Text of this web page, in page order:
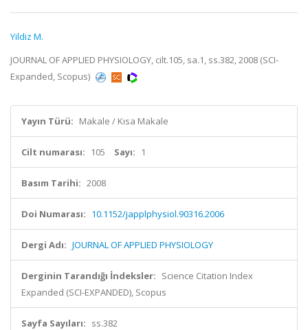
Yildiz M.
JOURNAL OF APPLIED PHYSIOLOGY, cilt.105, sa.1, ss.382, 2008 (SCI-
Expanded, Scopus)
Yayın Türü: Makale / Kısa Makale
Cilt numarası: 105 Sayı: 1
Basım Tarihi: 2008
Doi Numarası: 10.1152/japplphysiol.90316.2006
Dergi Adı: JOURNAL OF APPLIED PHYSIOLOGY
Derginin Tarandığı İndeksler: Science Citation Index
Expanded (SCI-EXPANDED), Scopus
Sayfa Sayıları: ss.382